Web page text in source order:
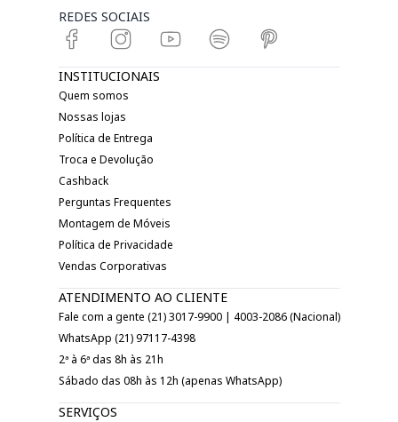
REDES SOCIAIS
INSTITUCIONAIS
Quem somos
Nossas lojas
Política de Entrega
Troca e Devolução
Cashback
Perguntas Frequentes
Montagem de Móveis
Política de Privacidade
Vendas Corporativas
ATENDIMENTO AO CLIENTE
Fale com a gente (21) 3017-9900 | 4003-2086 (Nacional)
WhatsApp (21) 97117-4398
2ª à 6ª das 8h às 21h
Sábado das 08h às 12h (apenas WhatsApp)
SERVIÇOS